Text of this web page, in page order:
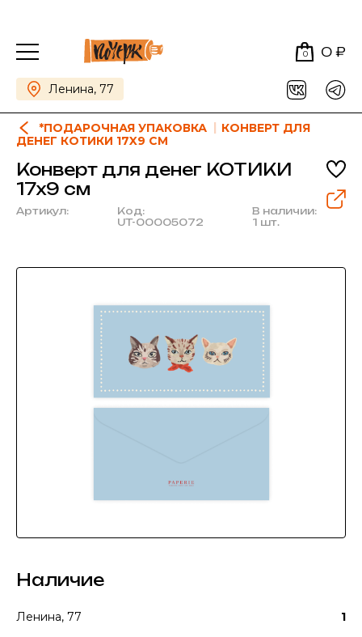
0 0 ₽
Ленина, 77
*ПОДАРОЧНАЯ УПАКОВКА
КОНВЕРТ ДЛЯ
ДЕНЕГ КОТИКИ 17X9 СМ
Конверт для денег КОТИКИ
17x9 см
Артикул:
Код:
UT-00005072
В наличии:
1 шт.
Наличие
Ленина, 77 1